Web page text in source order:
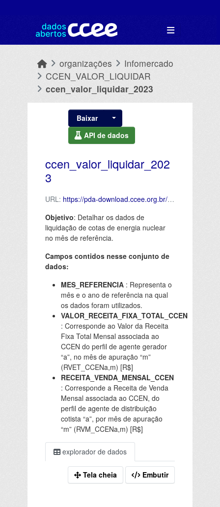
organizações
Infomercado
CCEN_VALOR_LIQUIDAR
ccen_valor_liquidar_2023
Baixar
API de dados
ccen_valor_liquidar_202
3
URL: https://pda-download.ccee.org.br/ibqNtG4cTtC0c2A355swfQ/content
Objetivo: Detalhar os dados de
liquidação de cotas de energia nuclear
no mês de referência.
Campos contidos nesse conjunto de
dados:
MES_REFERENCIA : Representa o
mês e o ano de referência na qual
os dados foram utilizados.
VALOR_RECEITA_FIXA_TOTAL_CCEN
: Corresponde ao Valor da Receita
Fixa Total Mensal associada ao
CCEN do perfil de agente gerador
“a”, no mês de apuração “m”
(RVET_CCENa,m) [R$]
RECEITA_VENDA_MENSAL_CCEN
: Corresponde a Receita de Venda
Mensal associada ao CCEN, do
perfil de agente de distribuição
cotista “a”, por mês de apuração
“m” (RVM_CCENa,m) [R$]
explorador de dados
Tela cheia Embutir